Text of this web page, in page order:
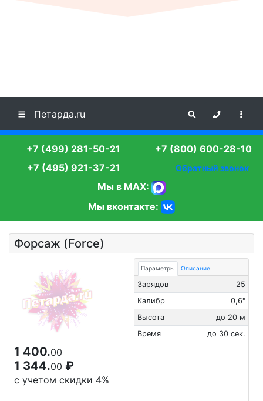
Петарда.ru
+7 (499) 281-50-21
+7 (495) 921-37-21
+7 (800) 600-28-10
Обратный звонок
Мы в MAX:
Мы вконтакте:
Форсаж (Force)
1 400.00
1 344.00 ₽
с учетом скидки 4%
Параметры Описание
Зарядов
25
Калибр
0,6"
Высота
до 20 м
Время
до 30 сек.